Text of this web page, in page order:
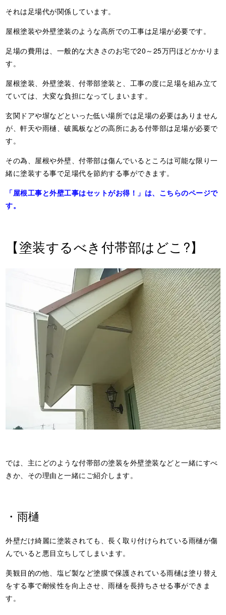
それは足場代が関係しています。
屋根塗装や外壁塗装のような高所での工事は足場が必要です。
足場の費用は、一般的な大きさのお宅で20～25万円ほどかかりま
す。
屋根塗装、外壁塗装、付帯部塗装と、工事の度に足場を組み立て
ていては、大変な負担になってしまいます。
玄関ドアや塀などといった低い場所では足場の必要はありません
が、軒天や雨樋、破風板などの高所にある付帯部は足場が必要で
す。
その為、屋根や外壁、付帯部は傷んでいるところは可能な限り一
緒に塗装する事で足場代を節約する事ができます。
「屋根工事と外壁工事はセットがお得！」は、こちらのページで
す。
【塗装するべき付帯部はどこ?】
では、主にどのような付帯部の塗装を外壁塗装などと一緒にすべ
きか、その理由と一緒にご紹介します。
・雨樋
外壁だけ綺麗に塗装されても、長く取り付けられている雨樋が傷
んでいると悪目立ちしてしまいます。
美観目的の他、塩ビ製など塗膜で保護されている雨樋は塗り替え
をする事で耐候性を向上させ、雨樋を長持ちさせる事ができま
す。